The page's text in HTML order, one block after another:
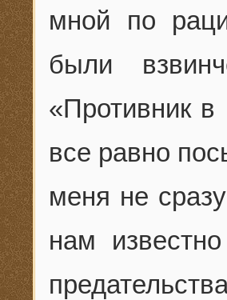
мной по
были
«Противник
все равно
меня не
нам